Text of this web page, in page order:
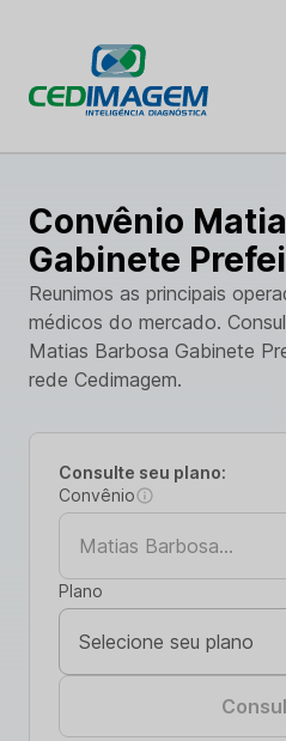
Convênio
Gabinete
Reunimos as principais
médicos do mercado.
Matias Barbosa Gabinete
rede Cedimagem.
Consulte seu plano:
Convênio
Plano